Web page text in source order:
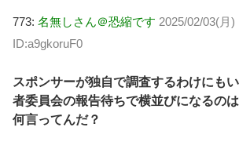
773: 名無しさん＠恐縮です 2025/02/03(月)
ID:a9gkoruF0
スポンサーが独自で調査するわけにも
者委員会の報告待ちで横並びになるの
何言ってんだ？